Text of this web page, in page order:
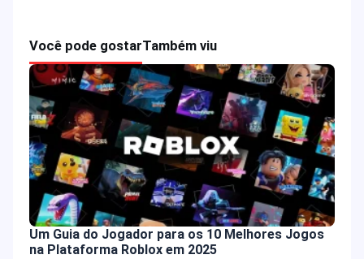
Você pode gostarTambém viu
Um Guia do Jogador para os 10 Melhores Jogos
na Plataforma Roblox em 2025